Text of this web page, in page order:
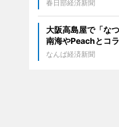
春日部経済新聞
大阪高島屋で「な
南海やPeachとコ
なんば経済新聞